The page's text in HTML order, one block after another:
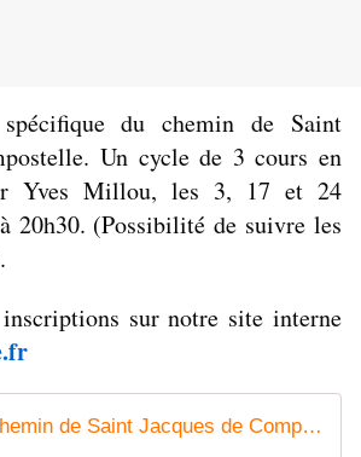
du chemin de Saint
Un cycle de 3 cours en
Yves Millou, les 3, 17 et 24
20h30. (Possibilité de suivre les
Spiritualité du chemin de Saint Jacques de Compostelle Yves MILLOU